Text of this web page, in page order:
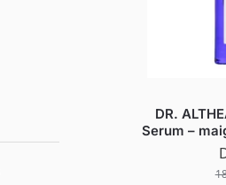
DR.
Serum –